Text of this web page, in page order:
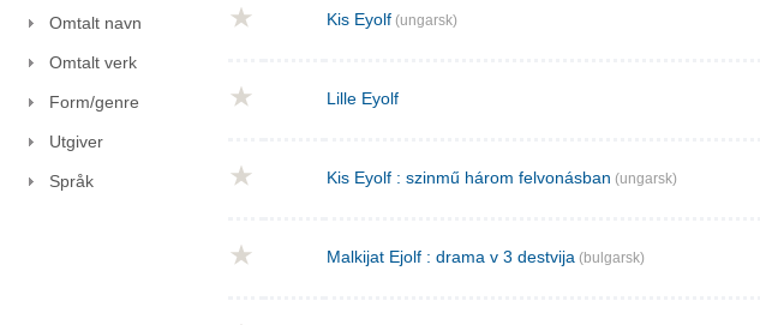
Omtalt navn
Omtalt verk
Form/genre
Utgiver
Språk
Kis Eyolf (ungarsk)
Lille Eyolf
Kis Eyolf : szinmű három felvonásban (ungarsk)
Malkijat Ejolf : drama v 3 destvija (bulgarsk)